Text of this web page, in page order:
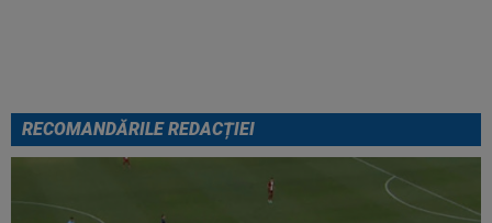
RECOMANDĂRILE REDACȚIEI